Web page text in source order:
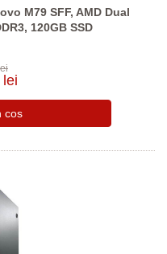
M79 SFF, AMD Dual
120GB SSD